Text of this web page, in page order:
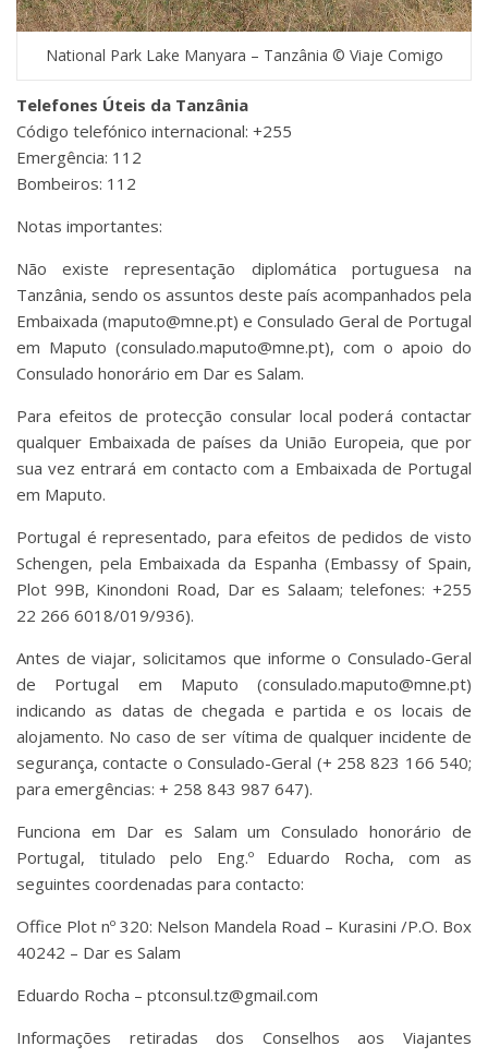
National Park Lake Manyara – Tanzânia © Viaje Comigo
Telefones Úteis da Tanzânia
Código telefónico internacional: +255
Emergência: 112
Bombeiros: 112
Notas importantes:
Não existe representação diplomática portuguesa na
Tanzânia, sendo os assuntos deste país acompanhados pela
Embaixada (maputo@mne.pt) e Consulado Geral de Portugal
em Maputo (consulado.maputo@mne.pt), com o apoio do
Consulado honorário em Dar es Salam.
Para efeitos de protecção consular local poderá contactar
qualquer Embaixada de países da União Europeia, que por
sua vez entrará em contacto com a Embaixada de Portugal
em Maputo.
Portugal é representado, para efeitos de pedidos de visto
Schengen, pela Embaixada da Espanha (Embassy of Spain,
Plot 99B, Kinondoni Road, Dar es Salaam; telefones: +255
22 266 6018/019/936).
Antes de viajar, solicitamos que informe o Consulado-Geral
de Portugal em Maputo (consulado.maputo@mne.pt)
indicando as datas de chegada e partida e os locais de
alojamento. No caso de ser vítima de qualquer incidente de
segurança, contacte o Consulado-Geral (+ 258 823 166 540;
para emergências: + 258 843 987 647).
Funciona em Dar es Salam um Consulado honorário de
Portugal, titulado pelo Eng.º Eduardo Rocha, com as
seguintes coordenadas para contacto:
Office Plot nº 320: Nelson Mandela Road – Kurasini /P.O. Box
40242 – Dar es Salam
Eduardo Rocha – ptconsul.tz@gmail.com
Informações retiradas dos Conselhos aos Viajantes